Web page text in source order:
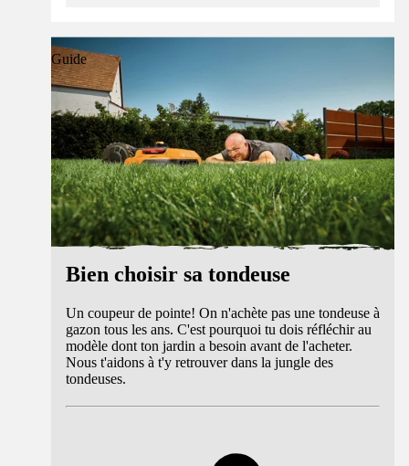
Guide
Bien choisir sa tondeuse
Un coupeur de pointe! On n'achète pas une tondeuse à
gazon tous les ans. C'est pourquoi tu dois réfléchir au
modèle dont ton jardin a besoin avant de l'acheter.
Nous t'aidons à t'y retrouver dans la jungle des
tondeuses.